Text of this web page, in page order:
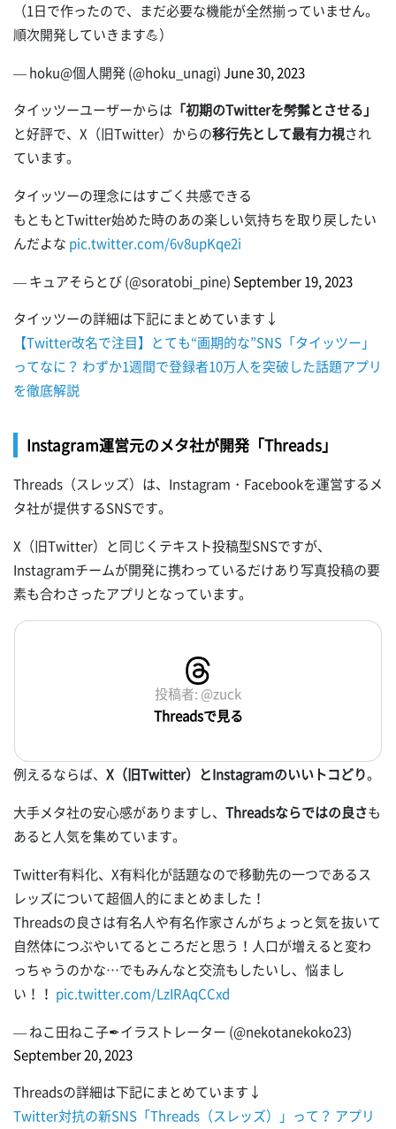
（1日で作ったので、まだ必要な機能が全然揃っていません。
順次開発していきます💪）
— hoku@個人開発 (@hoku_unagi)June 30, 2023
タイッツーユーザーからは 「初期のTwitterを髣髴とさせる」
と好評で、X（旧Twitter）からの移行先として最有力視され
ています。
タイッツーの理念にはすごく共感できる
もともとTwitter始めた時のあの楽しい気持ちを取り戻したい
んだよな pic.twitter.com/6v8upKqe2i
— キュアそらとび (@soratobi_pine) September 19, 2023
タイッツーの詳細は下記にまとめています↓
【Twitter改名で注目】とても“画期的な”SNS「タイッツー」
ってなに？ わずか1週間で登録者10万人を突破した話題アプリ
を徹底解説
Instagram運営元のメタ社が開発「Threads」
Threads（スレッズ）は、Instagram・Facebookを運営するメ
タ社が提供するSNSです。
X（旧Twitter）と同じくテキスト投稿型SNSですが、
Instagramチームが開発に携わっているだけあり写真投稿の要
素も合わさったアプリとなっています。
投稿者: @zuck
Threadsで見る
例えるならば、 X（旧Twitter）とInstagramのいいトコどり。
大手メタ社の安心感がありますし、 Threadsならではの良さも
あると人気を集めています。
Twitter有料化、X有料化が話題なので移動先の一つであるス
レッズについて超個人的にまとめました！
Threadsの良さは有名人や有名作家さんがちょっと気を抜いて
自然体につぶやいてるところだと思う！人口が増えると変わ
っちゃうのかな…でもみんなと交流もしたいし、悩まし
い！！ pic.twitter.com/LzIRAqCCxd
— ねこ田ねこ子✒イラストレーター (@nekotanekoko23)
September 20, 2023
Threadsの詳細は下記にまとめています↓
Twitter対抗の新SNS「Threads（スレッズ）」って？ アプリ